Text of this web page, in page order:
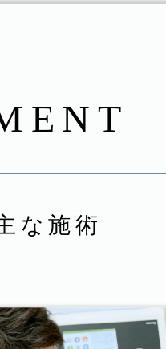
な施術